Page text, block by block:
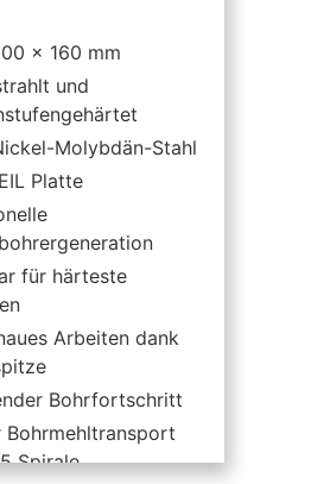
x 160 mm
und
Molybdän-Stahl
Platte
für härteste
Arbeiten dank
Bohrfortschritt
Bohrmehltransport
Spirale